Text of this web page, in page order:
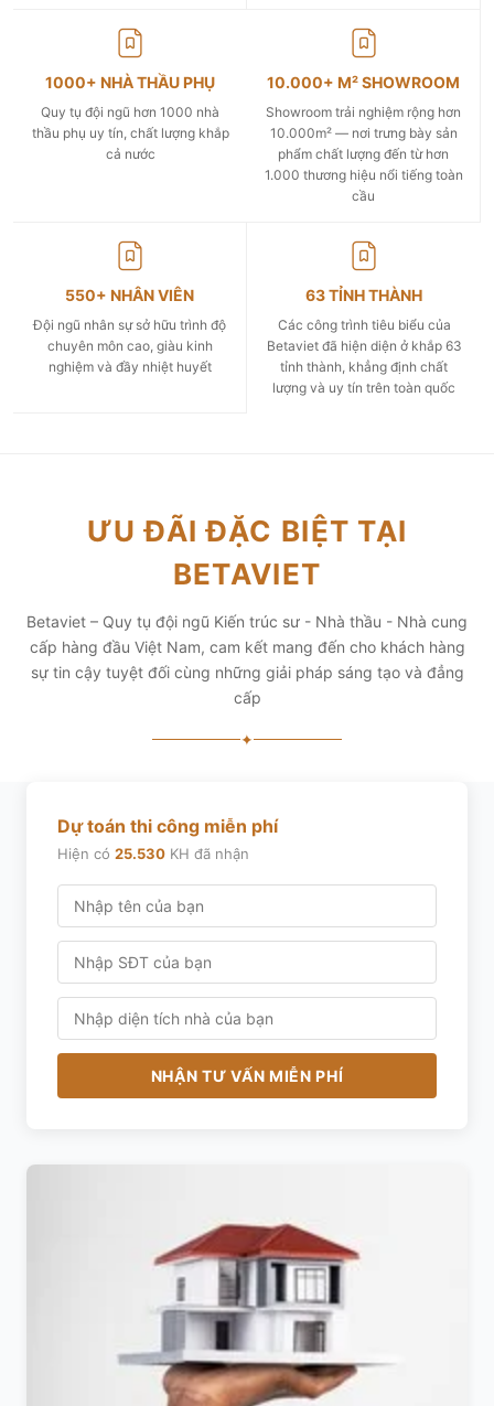
1000+ NHÀ THẦU PHỤ
Quy tụ đội ngũ hơn 1000 nhà
thầu phụ uy tín, chất lượng khắp
cả nước
10.000+ M² SHOWROOM
Showroom trải nghiệm rộng hơn
10.000m² — nơi trưng bày sản
phẩm chất lượng đến từ hơn
1.000 thương hiệu nổi tiếng toàn
cầu
550+ NHÂN VIÊN
Đội ngũ nhân sự sở hữu trình độ
chuyên môn cao, giàu kinh
nghiệm và đầy nhiệt huyết
63 TỈNH THÀNH
Các công trình tiêu biểu của
Betaviet đã hiện diện ở khắp 63
tỉnh thành, khẳng định chất
lượng và uy tín trên toàn quốc
ƯU ĐÃI ĐẶC BIỆT TẠI
BETAVIET
Betaviet – Quy tụ đội ngũ Kiến trúc sư - Nhà thầu - Nhà cung
cấp hàng đầu Việt Nam, cam kết mang đến cho khách hàng
sự tin cậy tuyệt đối cùng những giải pháp sáng tạo và đẳng
cấp
✦
Dự toán thi công miễn phí
Hiện có 25.530 KH đã nhận
NHẬN TƯ VẤN MIỄN PHÍ